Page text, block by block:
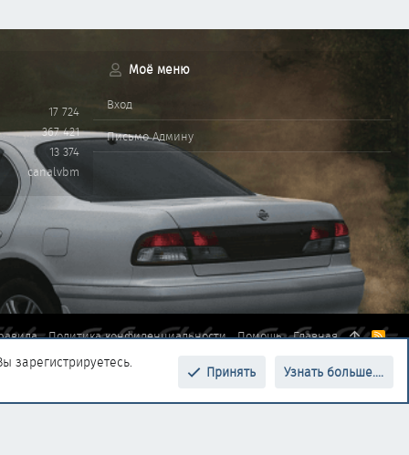
17 724
367 421
13 374
canalvbm
Моё меню
Вход
Письмо Админу
Политика конфиденциальности Помощь Главная
R
зарегистрируетесь.
Принять Узнать больше....